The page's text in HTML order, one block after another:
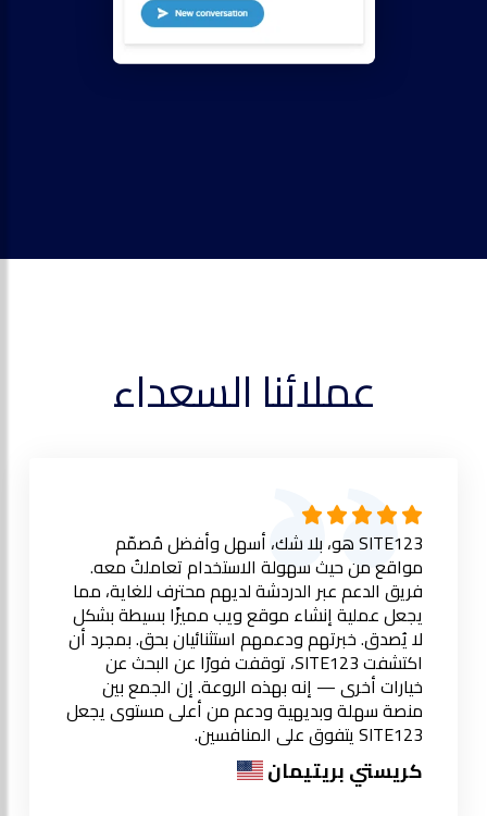
عملائنا السعداء
SITE123 هو، بلا شك، أسهل وأفضل مُصمّم
مواقع من حيث سهولة الاستخدام تعاملتُ معه.
فريق الدعم عبر الدردشة لديهم محترف للغاية، مما
يجعل عملية إنشاء موقع ويب مميزًا بسيطة بشكل
لا يُصدق. خبرتهم ودعمهم استثنائيان بحق. بمجرد أن
اكتشفت SITE123، توقفت فورًا عن البحث عن
خيارات أخرى — إنه بهذه الروعة. إن الجمع بين
منصة سهلة وبديهية ودعم من أعلى مستوى يجعل
SITE123 يتفوق على المنافسين.
كريستي بريتيمان